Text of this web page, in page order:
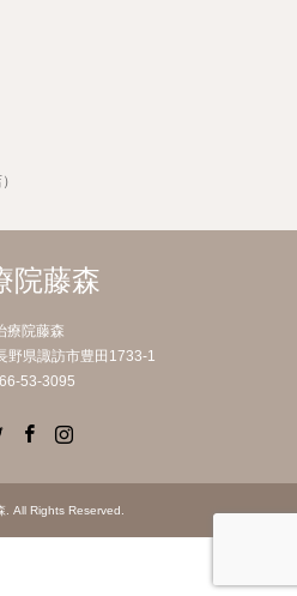
院藤森
療院藤森
県諏訪市豊田1733-1
53-3095
. All Rights Reserved.